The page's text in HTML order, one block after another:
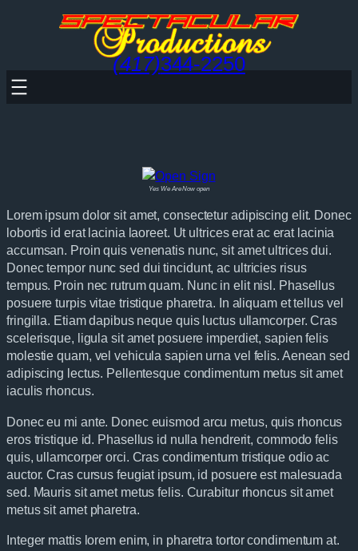
(417)344-2250
Yes We Are Now open
Lorem ipsum dolor sit amet, consectetur adipiscing elit. Donec
lobortis id erat lacinia laoreet. Ut ultrices erat ac erat lacinia
accumsan. Proin quis venenatis nunc, sit amet ultrices dui.
Donec tempor nunc sed dui tincidunt, ac ultricies risus
tempus. Proin nec rutrum quam. Nunc in elit nisl. Phasellus
posuere turpis vitae tristique pharetra. In aliquam et tellus vel
fringilla. Etiam dapibus neque quis luctus ullamcorper. Cras
scelerisque, ligula sit amet posuere imperdiet, sapien felis
molestie quam, vel vehicula sapien urna vel felis. Aenean sed
adipiscing lectus. Pellentesque condimentum metus sit amet
iaculis rhoncus.
Donec eu mi ante. Donec euismod arcu metus, quis rhoncus
eros tristique id. Phasellus id nulla hendrerit, commodo felis
quis, ullamcorper orci. Cras condimentum tristique odio ac
auctor. Cras cursus feugiat ipsum, id posuere est malesuada
sed. Mauris sit amet metus felis. Curabitur rhoncus sit amet
metus sit amet pharetra.
Integer mattis lorem enim, in pharetra tortor condimentum at.